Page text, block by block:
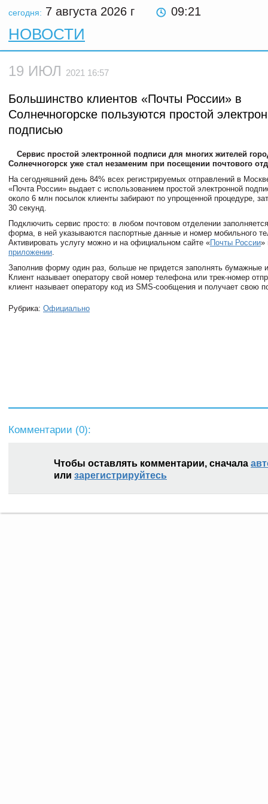
сегодня: 7 августа 2026 г 09:21
НОВОСТИ
19 ИЮЛ 2021 16:57
Большинство клиентов «Почты России» в
Солнечногорске пользуются простой
подписью
Сервис простой электронной подписи для многих жителей
Солнечногорск уже стал незаменим при посещении почтового
На сегодняшний день 84% всех регистрируемых отправлений в
«Почта России» выдает с использованием простой электронной
около 6 млн посылок клиенты забирают по упрощенной процедуре,
30 секунд.
Подключить сервис просто: в любом почтовом отделении
форма, в ней указываются паспортные данные и номер мобильного
Активировать услугу можно и на официальном сайте «Почты России»
приложении.
Заполнив форму один раз, больше не придется заполнять бумажные
Клиент называет оператору свой номер телефона или трек-номер
клиент называет оператору код из SMS-сообщения и получает свою
Рубрика: Официально
Комментарии (0):
Чтобы оставлять комментарии, сначала
или зарегистрируйтесь